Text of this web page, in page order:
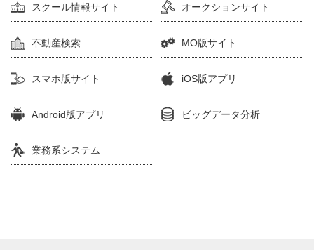
スクール情報サイト オークションサイト
不動産検索 MO版サイト
スマホ版サイト iOS版アプリ
Android版アプリ ビッグデータ分析
業務系システム